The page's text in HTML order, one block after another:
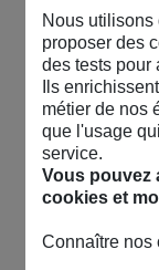
Nous utilisons
proposer des
des tests pour
Ils
métier de nos
que l'usage
service.
Vous pouvez
cookies et
Connaître nos